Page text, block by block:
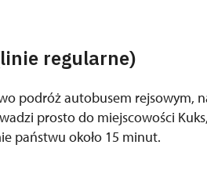
regularne)
podróż autobusem rejsowym,
prosto do miejscowości
państwu około 15 minut.